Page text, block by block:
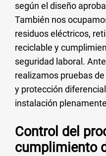
según el diseño
También nos
residuos eléctricos,
reciclable y
seguridad laboral.
realizamos pruebas
y protección
instalación
Control del
cumplimiento